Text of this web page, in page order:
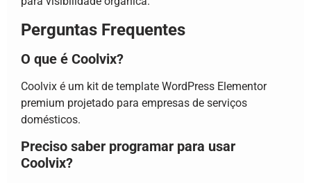
Perguntas Frequentes
O que é Coolvix?
Coolvix é um kit de template WordPress Elementor
premium projetado para empresas de serviços
domésticos.
Preciso saber programar para usar
Coolvix?